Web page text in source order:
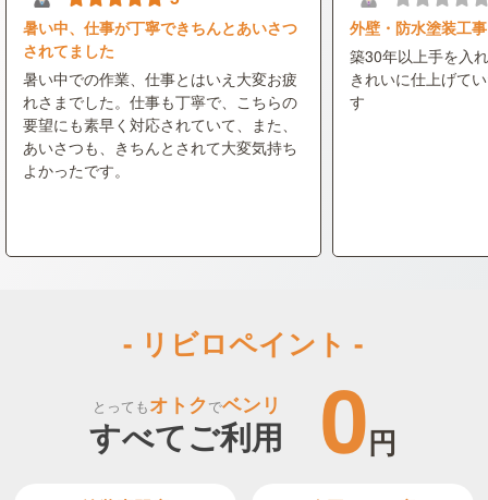
暑い中、仕事が丁寧できちんとあいさつ
されてました
暑い中での作業、仕事とはいえ大変お疲
れさまでした。仕事も丁寧で、こちらの
要望にも素早く対応されていて、また、
あいさつも、きちんとされて大変気持ち
よかったです。
外壁・防水塗装工事
築30年以上手を入
きれいに仕上げて
す
- リビロペイント -
とってもオトクでベンリ
すべてご利用 0円